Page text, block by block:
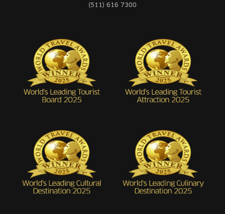
(511) 616 7300